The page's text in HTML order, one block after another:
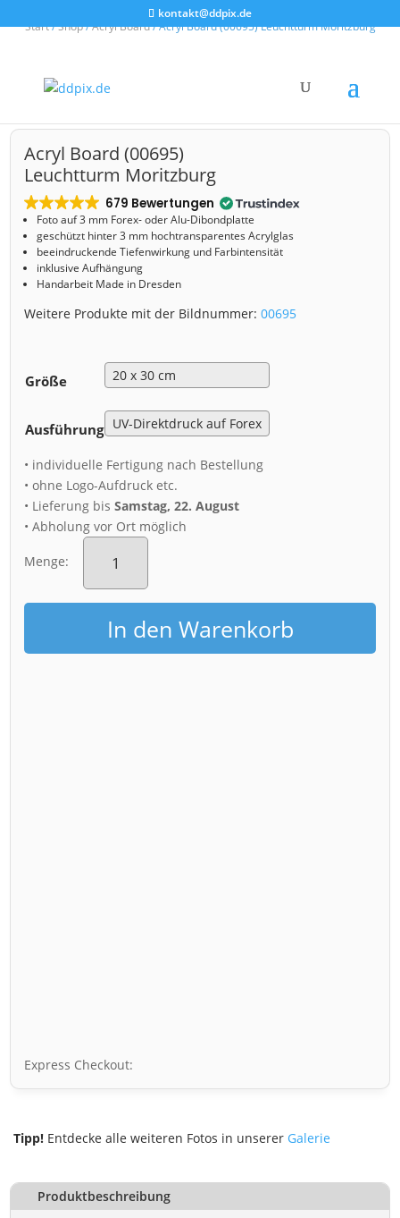
kontakt@ddpix.de
Start/Shop/Acryl Board/ Acryl Board (00695) Leuchtturm Moritzburg
Acryl Board (00695)
Leuchtturm Moritzburg
679 Bewertungen
Foto auf 3 mm Forex- oder Alu-Dibondplatte
geschützt hinter 3 mm hochtransparentes Acrylglas
beeindruckende Tiefenwirkung und Farbintensität
inklusive Aufhängung
Handarbeit Made in Dresden
Weitere Produkte mit der Bildnummer:00695
Größe
Ausführung
• individuelle Fertigung nach Bestellung
• ohne Logo-Aufdruck etc.
• Lieferung bisSamstag, 22. August
• Abholung vor Ort möglich
Menge:
Acryl
Board
Leuchtturm
Moritzburg
MengeIn den Warenkorb
Express Checkout:
Tipp! Entdecke alle weiteren Fotos in unserer Galerie
Produktbeschreibung